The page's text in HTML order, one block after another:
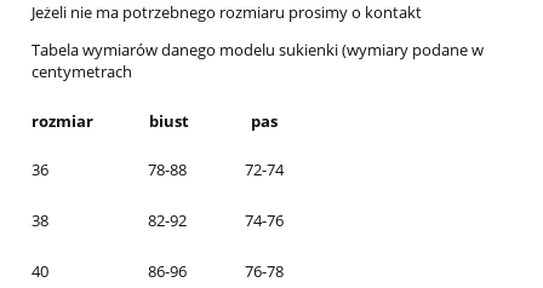
Jeżeli nie ma potrzebnego rozmiaru prosimy o kontakt
Tabela wymiarów danego modelu sukienki (wymiary podane w
centymetrach
rozmiar biust pas
36 78-88 72-74
38 82-92 74-76
40 86-96 76-78